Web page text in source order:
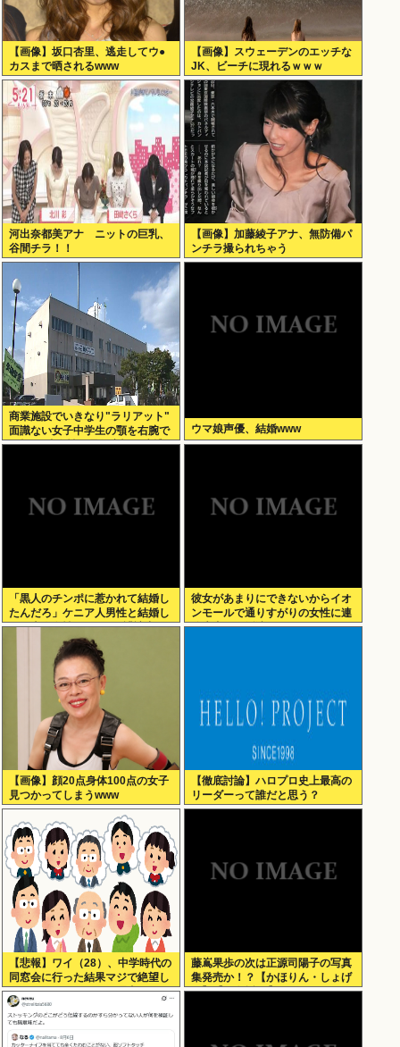
【画像】坂口杏里、逃走してウ●
カスまで晒されるwww
【画像】スウェーデンのエッチな
JK、ビーチに現れるｗｗｗ
河出奈都美アナ ニットの巨乳、
谷間チラ！！
【画像】加藤綾子アナ、無防備パ
ンチラ撮られちゃう
商業施設でいきなり"ラリアット"
面識ない女子中学生の顎を右腕で
殴打 22歳女性を暴行容疑で逮捕
ウマ娘声優、結婚www
「黒人のチンポに惹かれて結婚し
たんだろ」ケニア人男性と結婚し
た日本人女性（31）に”誹謗中
彼女があまりにできないからイオ
ンモールで通りすがりの女性に連
絡先書いた紙渡すよ
【画像】顔20点身体100点の女子
見つかってしまうwww
【徹底討論】ハロプロ史上最高の
リーダーって誰だと思う？
【悲報】ワイ（28）、中学時代の
同窓会に行った結果マジで絶望し
てしまう・・・・・・理由がこち
ら・・・・・・
藤嶌果歩の次は正源司陽子の写真
集発売か！？【かほりん・しょげ
こ】【日向坂46】